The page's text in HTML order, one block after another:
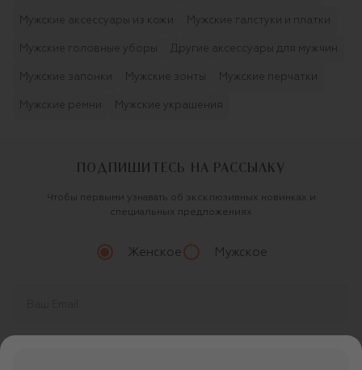
Мужские аксессуары из кожи Мужские галстуки и платки
Мужские головные уборы Другие аксессуары для мужчин
Мужские запонки Мужские зонты Мужские перчатки
Мужские ремни Мужские украшения
ПОДПИШИТЕСЬ НА РАССЫЛКУ
Чтобы первыми узнавать об эксклюзивных новинках и
специальных предложениях
Женское Мужское